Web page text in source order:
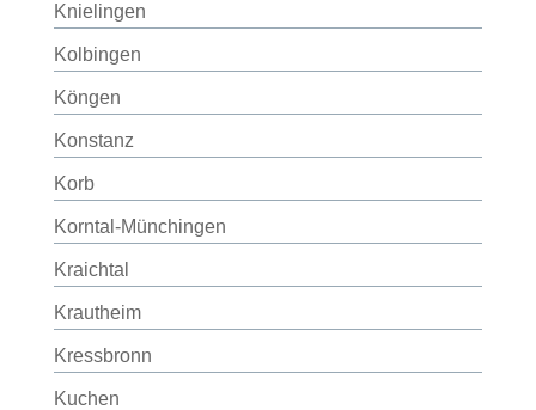
Knielingen
Kolbingen
Köngen
Konstanz
Korb
Korntal-Münchingen
Kraichtal
Krautheim
Kressbronn
Kuchen